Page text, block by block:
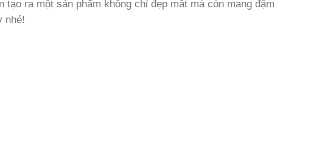
ra một sản phẩm không chỉ đẹp mắt mà còn mang đậm
nhé!